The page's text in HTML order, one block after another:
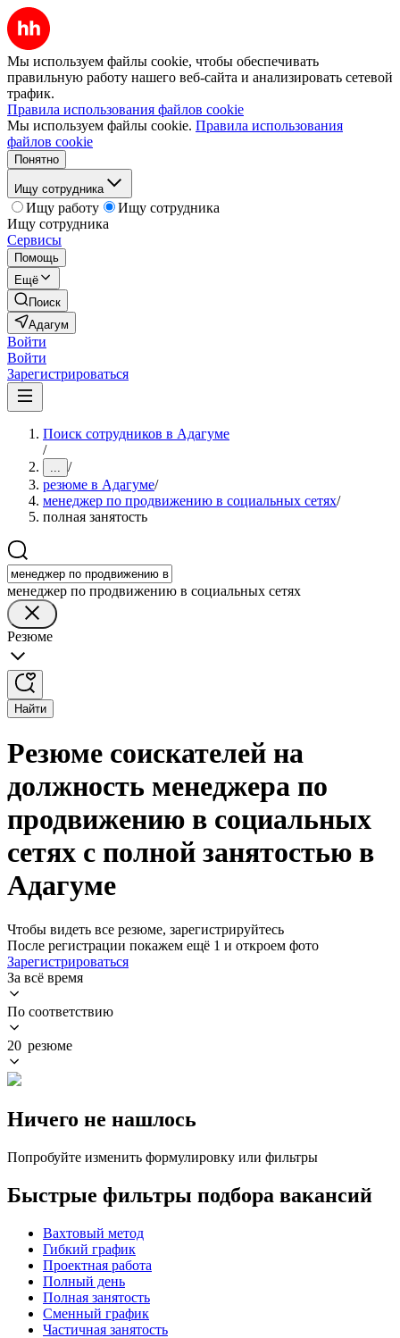
Мы используем файлы cookie, чтобы обеспечивать
правильную работу нашего веб-сайта и анализировать сетевой
трафик.
Правила использования файлов cookie
Мы используем файлы cookie. Правила использования
файлов cookie
Понятно
Ищу сотрудника
Ищу работу
Ищу сотрудника
Ищу сотрудника
Сервисы
Помощь
Ещё
Поиск
Адагум
Войти
Войти
Зарегистрироваться
Поиск сотрудников в Адагуме
/
... /
резюме в Адагуме/
менеджер по продвижению в социальных сетях/
полная занятость
менеджер по продвижению в социальных сетях
Резюме
Найти
Резюме соискателей на
должность менеджера по
продвижению в социальных
сетях с полной занятостью в
Адагуме
Чтобы видеть все резюме, зарегистрируйтесь
После регистрации покажем ещё 1 и откроем фото
Зарегистрироваться
За всё время
По соответствию
20 резюме
Ничего не нашлось
Попробуйте изменить формулировку или фильтры
Быстрые фильтры подбора вакансий
Вахтовый метод
Гибкий график
Проектная работа
Полный день
Полная занятость
Сменный график
Частичная занятость